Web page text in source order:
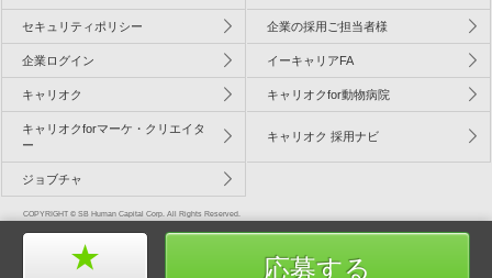
応募する
セキュリティポリシー 企業の採用ご担当者様
企業ログイン イーキャリアFA
キャリオク キャリオクfor動物病院
キャリオクforマーケ・クリエイタ
ー
キャリオク 採用ナビ
ジョブチャ
COPYRIGHT © SB Human Capital Corp. All Rights Reserved.